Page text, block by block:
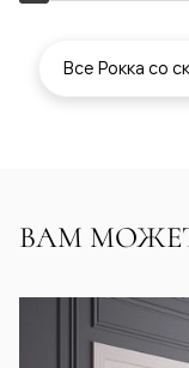
Все Рокка со
ВАМ